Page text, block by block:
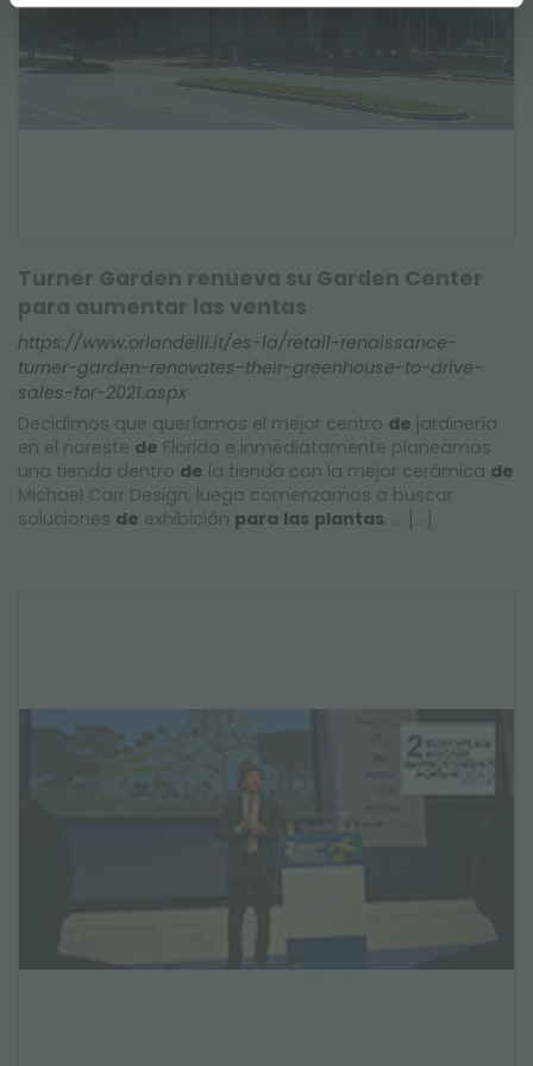
Turner Garden renueva su Garden Center
para aumentar las ventas
https://www.orlandelli.it/es-la/retail-renaissance-
turner-garden-renovates-their-greenhouse-to-drive-
sales-for-2021.aspx
Decidimos que queríamos el mejor centro de jardinería
en el noreste de Florida e inmediatamente planeamos
una tienda dentro de la tienda con la mejor cerámica de
Michael Carr Design, luego comenzamos a buscar
soluciones de exhibición para las plantas. ... [...]